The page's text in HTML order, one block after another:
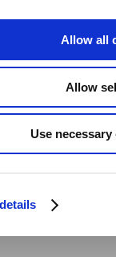
Allow all
Allow
Use
U Select